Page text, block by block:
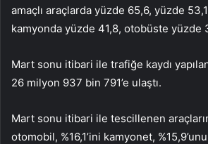
amaçlı araçlarda yüzde 65,6, yüzde
kamyonda yüzde 41,8, otobüste yüzde
Mart sonu itibari ile trafiğe kaydı
26 milyon 937 bin 791’e ulaştı.
Mart sonu itibari ile tescillenen
otomobil, %16,1’ini kamyonet,